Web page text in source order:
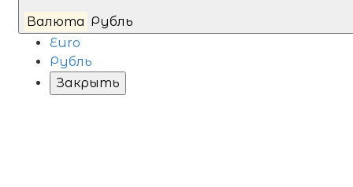
Валюта Рубль
Euro
Рубль
Закрыть